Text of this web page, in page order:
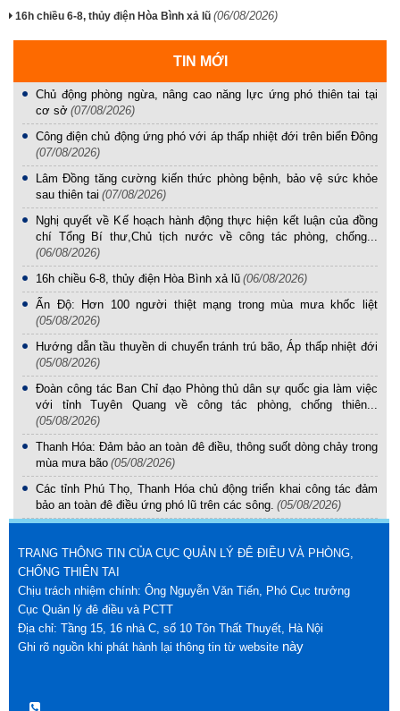
16h chiều 6-8, thủy điện Hòa Bình xả lũ (06/08/2026)
TIN MỚI
Chủ động phòng ngừa, nâng cao năng lực ứng phó thiên tai tại
cơ sở (07/08/2026)
Công điện chủ động ứng phó với áp thấp nhiệt đới trên biển Đông
(07/08/2026)
Lâm Đồng tăng cường kiến thức phòng bệnh, bảo vệ sức khỏe
sau thiên tai (07/08/2026)
Nghị quyết về Kế hoạch hành động thực hiện kết luận của đồng
chí Tổng Bí thư,Chủ tịch nước về công tác phòng, chống...
(06/08/2026)
16h chiều 6-8, thủy điện Hòa Bình xả lũ (06/08/2026)
Ấn Độ: Hơn 100 người thiệt mạng trong mùa mưa khốc liệt
(05/08/2026)
Hướng dẫn tầu thuyền di chuyển tránh trú bão, Áp thấp nhiệt đới
(05/08/2026)
Đoàn công tác Ban Chỉ đạo Phòng thủ dân sự quốc gia làm việc
với tỉnh Tuyên Quang về công tác phòng, chống thiên...
(05/08/2026)
Thanh Hóa: Đảm bảo an toàn đê điều, thông suốt dòng chảy trong
mùa mưa bão (05/08/2026)
Các tỉnh Phú Thọ, Thanh Hóa chủ động triển khai công tác đảm
bảo an toàn đê điều ứng phó lũ trên các sông. (05/08/2026)
TRANG THÔNG TIN CỦA CỤC QUẢN LÝ ĐÊ ĐIỀU VÀ PHÒNG,
CHỐNG THIÊN TAI
Chịu trách nhiệm chính: Ông Nguyễn Văn Tiến, Phó Cục trưởng
Cục Quản lý đê điều và PCTT
Địa chỉ: Tầng 15, 16 nhà C, số 10 Tôn Thất Thuyết, Hà Nội
Ghi rõ nguồn khi phát hành lại thông tin từ website này